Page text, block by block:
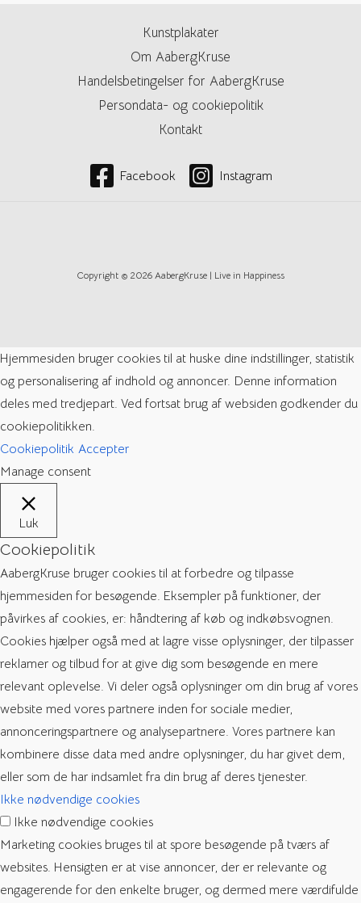
Kunstplakater
Om AabergKruse
Handelsbetingelser for AabergKruse
Persondata- og cookiepolitik
Kontakt
Facebook Instagram
Copyright © 2026 AabergKruse | Live in Happiness
Hjemmesiden bruger cookies til at huske dine indstillinger, statistik
og personalisering af indhold og annoncer. Denne information
deles med tredjepart. Ved fortsat brug af websiden godkender du
cookiepolitikken.
Cookiepolitik Accepter
Manage consent
Luk
Cookiepolitik
AabergKruse bruger cookies til at forbedre og tilpasse
hjemmesiden for besøgende. Eksempler på funktioner, der
påvirkes af cookies, er: håndtering af køb og indkøbsvognen.
Cookies hjælper også med at lagre visse oplysninger, der tilpasser
reklamer og tilbud for at give dig som besøgende en mere
relevant oplevelse. Vi deler også oplysninger om din brug af vores
website med vores partnere inden for sociale medier,
annonceringspartnere og analysepartnere. Vores partnere kan
kombinere disse data med andre oplysninger, du har givet dem,
eller som de har indsamlet fra din brug af deres tjenester.
Ikke nødvendige cookies
Ikke nødvendige cookies
Marketing cookies bruges til at spore besøgende på tværs af
websites. Hensigten er at vise annoncer, der er relevante og
engagerende for den enkelte bruger, og dermed mere værdifulde